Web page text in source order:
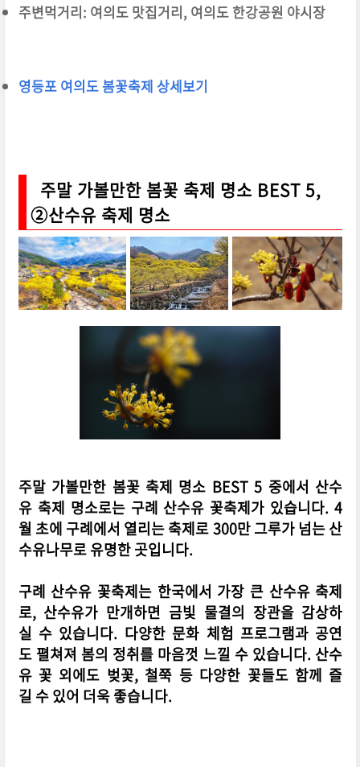
주변먹거리: 여의도 맛집거리, 여의도 한강공원 야시장
영등포 여의도 봄꽃축제 상세보기
주말 가볼만한 봄꽃 축제 명소 BEST 5,
②산수유 축제 명소
주말 가볼만한 봄꽃 축제 명소 BEST 5 중에서 산수
유 축제 명소로는 구례 산수유 꽃축제가 있습니다. 4
월 초에 구례에서 열리는 축제로 300만 그루가 넘는 산
수유나무로 유명한 곳입니다.
구례 산수유 꽃축제는 한국에서 가장 큰 산수유 축제
로, 산수유가 만개하면 금빛 물결의 장관을 감상하
실 수 있습니다. 다양한 문화 체험 프로그램과 공연
도 펼쳐져 봄의 정취를 마음껏 느낄 수 있습니다. 산수
유 꽃 외에도 벚꽃, 철쭉 등 다양한 꽃들도 함께 즐
길 수 있어 더욱 좋습니다.